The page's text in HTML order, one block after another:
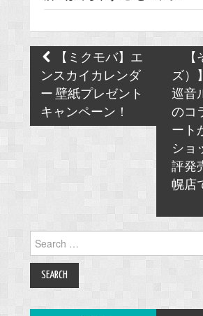
Post
navigation
【ミクモバ】エ
ンスカイカレンダ
ー 壁紙プレゼント
キャンペーン！
ズ）
巡音
のコ
ート
ショ
評発
幌店
for: